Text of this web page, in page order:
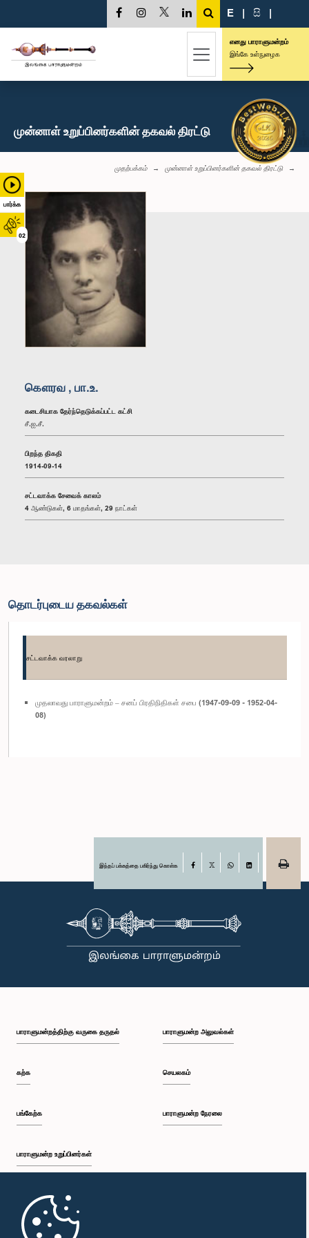
பார்க்க
02
E | සි |
எனது பாராளுமன்றம்
இங்கே உள்நுழைக
முன்னாள் உறுப்பினர்களின் தகவல் திரட்டு
முதற்பக்கம் முன்னாள் உறுப்பினர்களின் தகவல் திரட்டு
கௌரவ , பா.உ.
கடைசியாக தேர்ந்தெடுக்கப்பட்ட கட்சி
சீ.ஐ.சீ.
பிறந்த திகதி
1914-09-14
சட்டவாக்க சேவைக் காலம்
4 ஆண்டுகள், 6 மாதங்கள், 29 நாட்கள்
தொடர்புடைய தகவல்கள்
சட்டவாக்க வரலாறு
முதலாவது பாராளுமன்றம் – சனப் பிரதிநிதிகள் சபை (1947-09-09 - 1952-04-
08)
இந்தப் பக்கத்தை பகிர்ந்து கொள்க Facebook
பாராளுமன்றத்திற்கு வருகை தருதல்
கற்க
பங்கேற்க
பாராளுமன்ற உறுப்பினர்கள்
முதற்பக்கம்
பாராளுமன்ற அலுவல்கள்
செயலகம்
பாராளுமன்ற நேரலை